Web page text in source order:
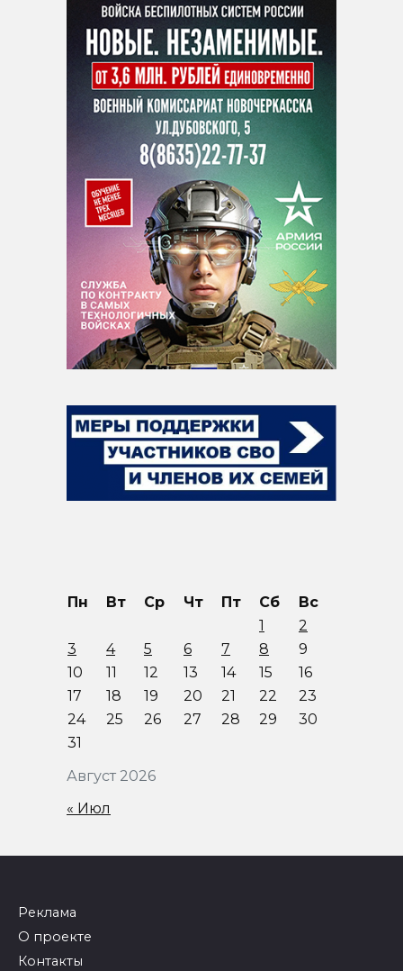
Август 2026
Пн Вт Ср Чт Пт Сб
Вс
1
2
3
4 5 6 7 8
9
10
11 12 13 14 15
16
17
18 19 20 21 22
23
24
25 26 27 28 29
30
31
« Июл
Реклама
О проекте
Контакты